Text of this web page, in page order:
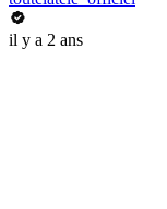
il y a 2 ans